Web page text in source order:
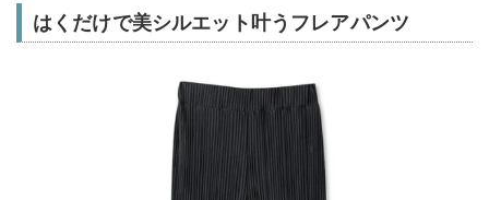
はくだけで美シルエット叶うフレアパンツ